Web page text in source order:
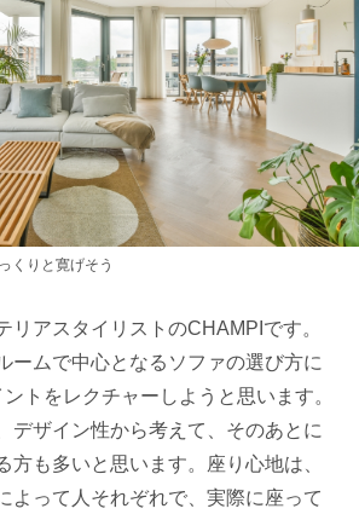
くりと寛げそう
リアスタイリストのCHAMPIです。
ームで中心となるソファの選び方に
トをレクチャーしようと思います。
デザイン性から考えて、そのあとに
方も多いと思います。座り心地は、
よって人それぞれで、実際に座って